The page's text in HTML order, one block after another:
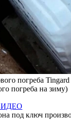
погреба
погреба на зиму)
под ключ